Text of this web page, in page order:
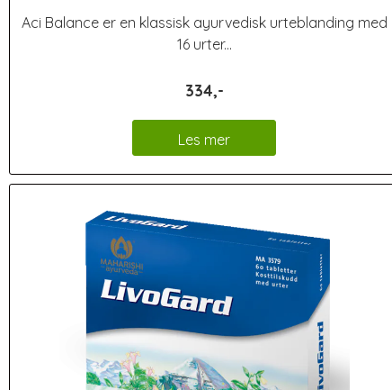
Aci Balance er en klassisk ayurvedisk urteblanding med
16 urter...
334,-
Les mer